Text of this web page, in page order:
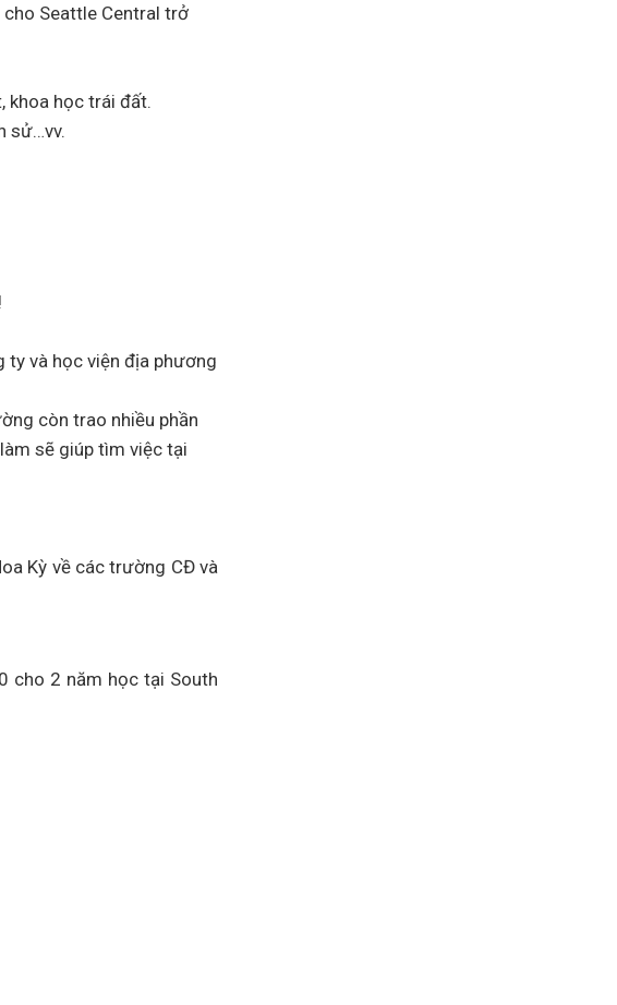
Seattle Central trở
khoa học trái đất.
sử…vv.
và học viện địa phương
còn trao nhiều phần
sẽ giúp tìm việc tại
Kỳ về các trường CĐ và
cho 2 năm học tại South